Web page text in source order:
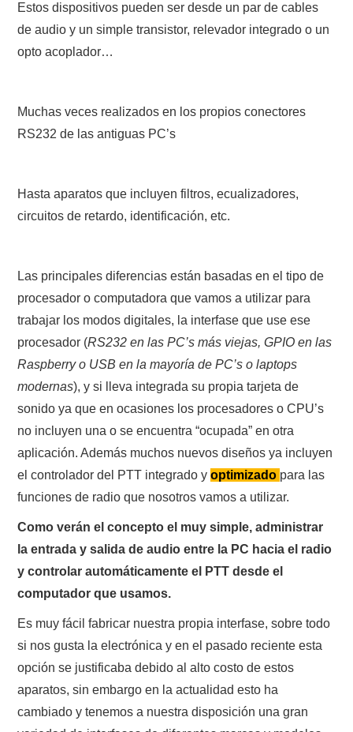
Estos dispositivos pueden ser desde un par de cables
de audio y un simple transistor, relevador integrado o un
opto acoplador…
Muchas veces realizados en los propios conectores
RS232 de las antiguas PC’s
Hasta aparatos que incluyen filtros, ecualizadores,
circuitos de retardo, identificación, etc.
Las principales diferencias están basadas en el tipo de
procesador o computadora que vamos a utilizar para
trabajar los modos digitales, la interfase que use ese
procesador (RS232 en las PC’s más viejas, GPIO en las
Raspberry o USB en la mayoría de PC’s o laptops
modernas), y si lleva integrada su propia tarjeta de
sonido ya que en ocasiones los procesadores o CPU’s
no incluyen una o se encuentra “ocupada” en otra
aplicación. Además muchos nuevos diseños ya incluyen
el controlador del PTT integrado yoptimizado para las
funciones de radio que nosotros vamos a utilizar.
Como verán el concepto el muy simple, administrar
la entrada y salida de audio entre la PC hacia el radio
y controlar automáticamente el PTT desde el
computador que usamos.
Es muy fácil fabricar nuestra propia interfase, sobre todo
si nos gusta la electrónica y en el pasado reciente esta
opción se justificaba debido al alto costo de estos
aparatos, sin embargo en la actualidad esto ha
cambiado y tenemos a nuestra disposición una gran